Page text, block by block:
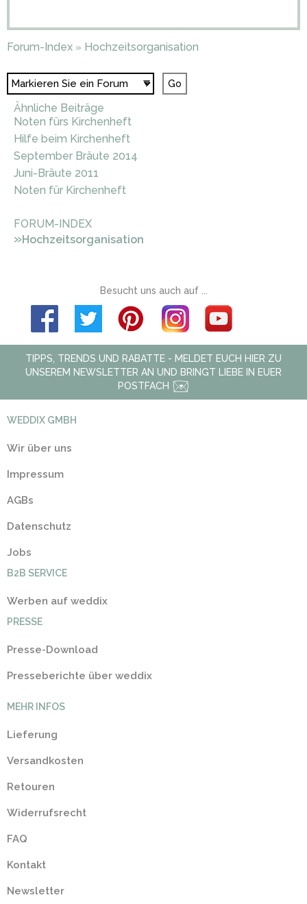
Forum-Index » Hochzeitsorganisation
Ähnliche Beiträge
Noten fürs Kirchenheft
Hilfe beim Kirchenheft
September Bräute 2014
Juni-Bräute 2011
Noten für Kirchenheft
FORUM-INDEX
»Hochzeitsorganisation
Besucht uns auch auf ...
TIPPS, TRENDS UND RABATTE - MELDET EUCH HIER ZU
UNSEREM NEWSLETTER AN UND BRINGT LIEBE IN EUER
POSTFACH
WEDDIX GMBH
Wir über uns
Impressum
AGBs
Datenschutz
Jobs
B2B SERVICE
Werben auf weddix
PRESSE
Presse-Download
Presseberichte über weddix
MEHR INFOS
Lieferung
Versandkosten
Retouren
Widerrufsrecht
FAQ
Kontakt
Newsletter